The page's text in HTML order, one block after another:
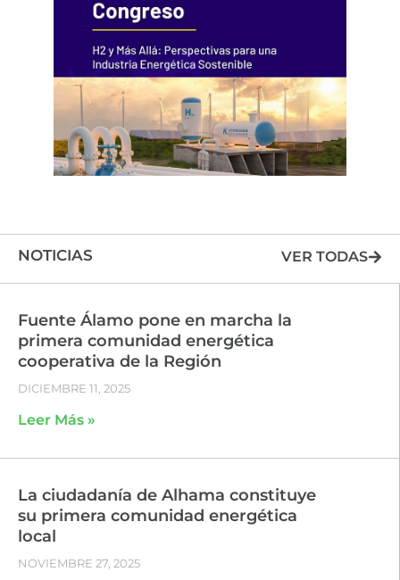
NOTICIAS VER TODAS
Fuente Álamo pone en marcha la
primera comunidad energética
cooperativa de la Región
DICIEMBRE 11, 2025
Leer Más »
La ciudadanía de Alhama constituye
su primera comunidad energética
local
NOVIEMBRE 27, 2025